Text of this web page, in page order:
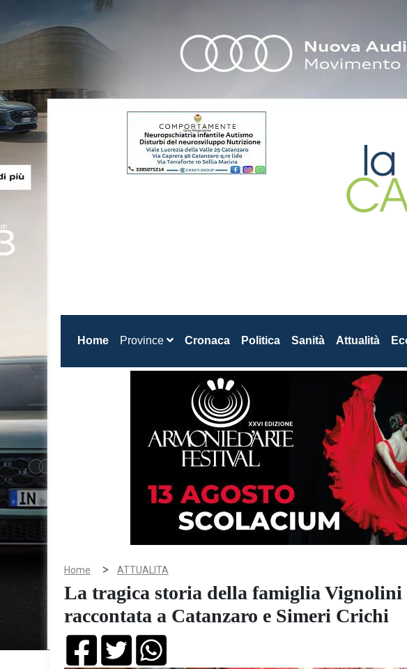
Home(current)
Province Cronaca Politica Sanità Attualità
Home > ATTUALITA
La tragica storia della famiglia Vignolini
raccontata a Catanzaro e Simeri Crichi